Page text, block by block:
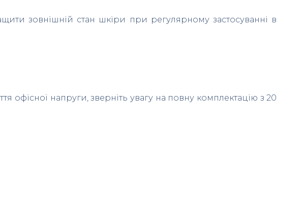
зовнішній стан шкіри при регулярному застосуванні в
офісної напруги, зверніть увагу на повну комплектацію з 20